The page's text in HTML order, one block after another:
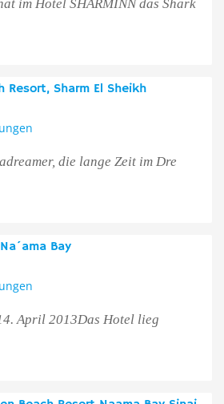
im Hotel SHARMINN das Shark
Resort, Sharm El Sheikh
die lange Zeit im Dre
Bay
April 2013Das Hotel lieg